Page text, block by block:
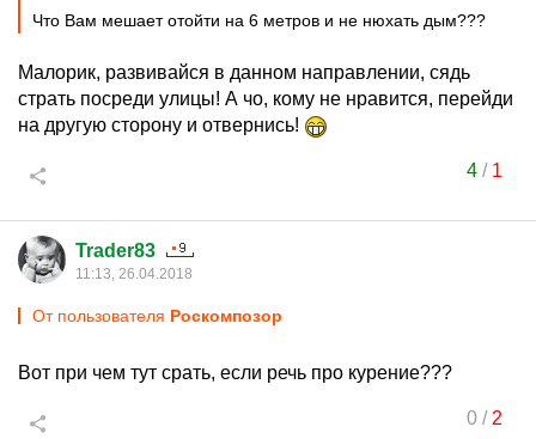
Что Вам мешает отойти на 6 метров и не нюхать дым???
Малорик, развивайся в данном направлении, сядь
страть посреди улицы! А чо, кому не нравится, перейди
на другую сторону и отвернись!
4/ 1
Trader83
11:13, 26.04.2018
От пользователя Роскомпозор
Вот при чем тут срать, если речь про курение???
0/ 2